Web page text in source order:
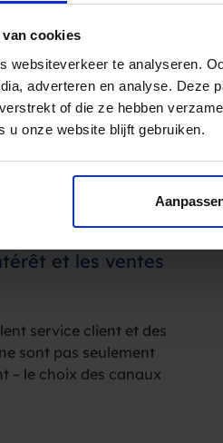
cookies
websiteverkeer te analyseren.
adverteren en analyse. Deze
of die ze hebben
u onze website blijft gebruiken.
pour
et les ventes
service client et des
sont pas seulement
– le choix des canaux